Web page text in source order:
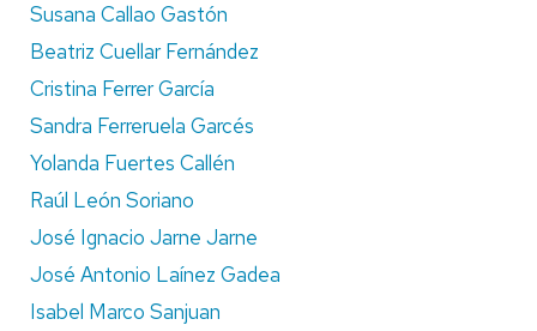
Susana Callao Gastón
Beatriz Cuellar Fernández
Cristina Ferrer García
Sandra Ferreruela Garcés
Yolanda Fuertes Callén
Raúl León Soriano
José Ignacio Jarne Jarne
José Antonio Laínez Gadea
Isabel Marco Sanjuan